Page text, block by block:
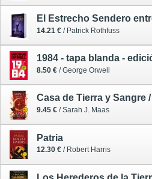
14.21 € / Patrick Rothfuss
1984 - tapa blanda -
8.50 € / George Orwell
9.45 € / Sarah J. Maas
Patria
12.30 € / Robert Harris